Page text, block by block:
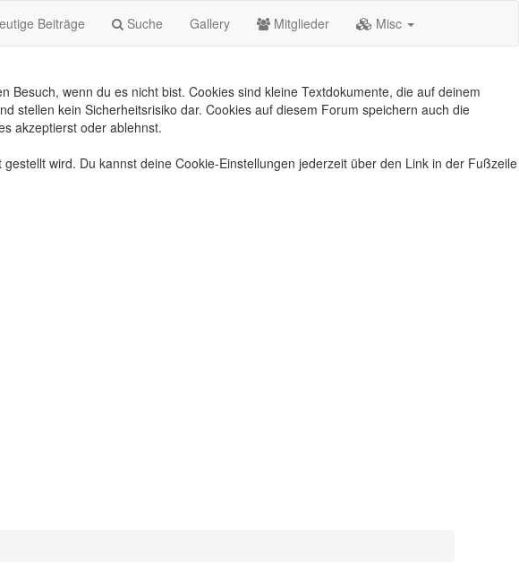
Beiträge Suche Gallery Mitglieder Misc
wenn du es nicht bist. Cookies sind kleine Textdokumente, die auf deinem
stellen kein Sicherheitsrisiko dar. Cookies auf diesem Forum speichern auch die
akzeptierst oder ablehnst.
wird. Du kannst deine Cookie-Einstellungen jederzeit über den Link in der Fußzeile